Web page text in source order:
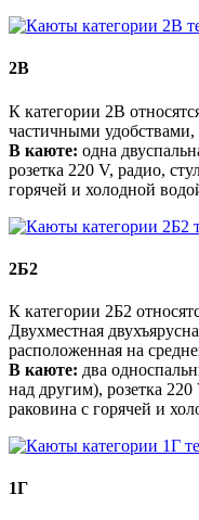
2В
К категории 2В
частичными удобствами,
В каюте: одна
розетка 220 V, радио,
горячей и холодной
2Б2
К категории 2Б2​
Двухместная
расположенная на
В каюте: два
над другим), розетка
раковина с горячей и
1Г